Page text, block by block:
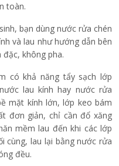
toàn.
bạn dùng nước rửa chén
và lau như hướng dẫn bên
không pha.
có khả năng tẩy sạch lớp
lau kính hay nước rửa
mặt kính lớn, lớp keo bám
đơn giản, chỉ cần đổ xăng
mềm lau đến khi các lớp
cùng, lau lại bằng nước rửa
đều.